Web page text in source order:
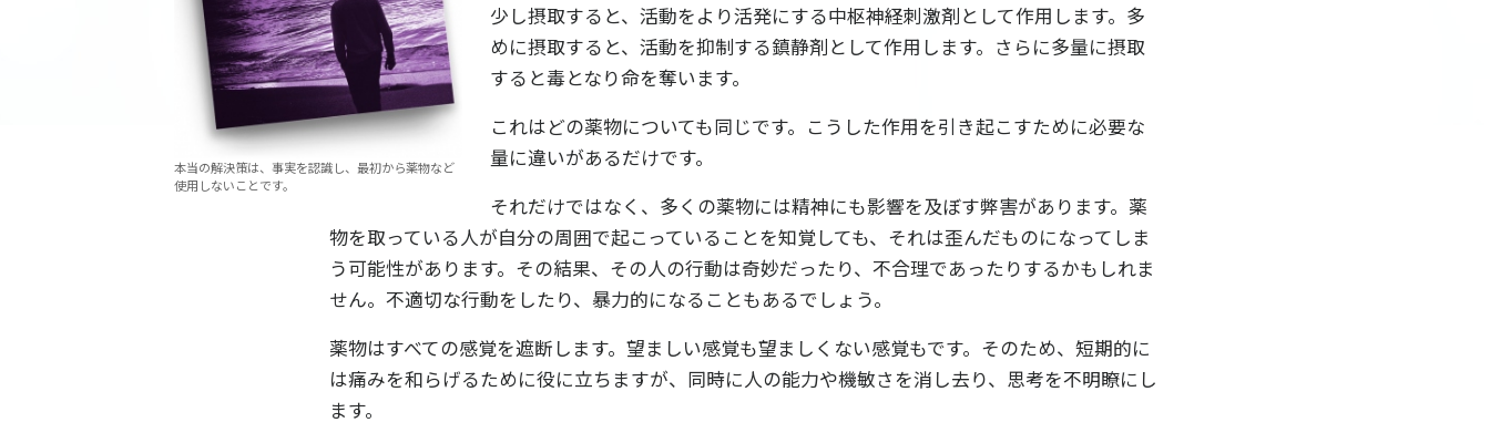
本当の解決策は、事実を認識し、最初から薬物など
使用しないことです。
少し摂取すると、活動をより活発にする中枢神経刺激剤として作用します。多
めに摂取すると、活動を抑制する鎮静剤として作用します。さらに多量に摂取
すると毒となり命を奪います。
これはどの薬物についても同じです。こうした作用を引き起こすために必要な
量に違いがあるだけです。
それだけではなく、多くの薬物には精神にも影響を及ぼす弊害があります。薬
物を取っている人が自分の周囲で起こっていることを知覚しても、それは歪んだものになってしま
う可能性があります。その結果、その人の行動は奇妙だったり、不合理であったりするかもしれま
せん。不適切な行動をしたり、暴力的になることもあるでしょう。
薬物はすべての感覚を遮断します。望ましい感覚も望ましくない感覚もです。そのため、短期的に
は痛みを和らげるために役に立ちますが、同時に人の能力や機敏さを消し去り、思考を不明瞭にし
ます。